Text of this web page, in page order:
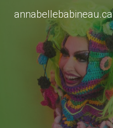
annabellebabineau.ca